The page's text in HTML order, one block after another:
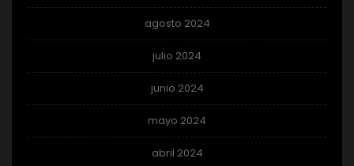
agosto 2024
julio 2024
junio 2024
mayo 2024
abril 2024